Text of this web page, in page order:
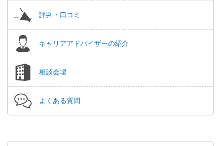
評判・口コミ
キャリアアドバイザーの紹介
相談会場
よくある質問